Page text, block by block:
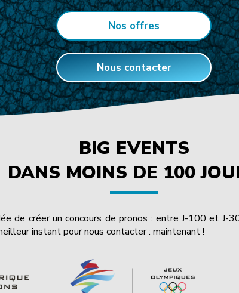
Nos offres
Nous contacter
BIG EVENTS
DANS MOINS DE 100
de créer un concours de pronos : entre J-100 et J-
instant pour nous contacter : maintenant !